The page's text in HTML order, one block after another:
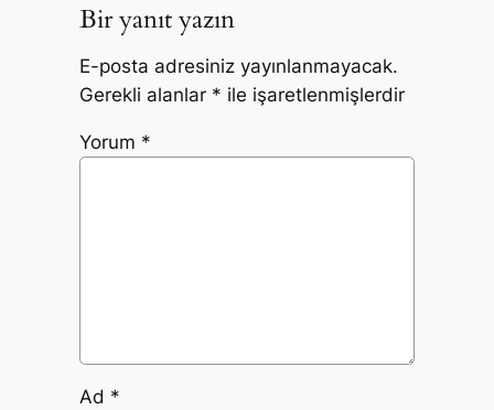
Bir yanıt yazın
E-posta adresiniz yayınlanmayacak.
Gerekli alanlar * ile işaretlenmişlerdir
Yorum *
Ad *